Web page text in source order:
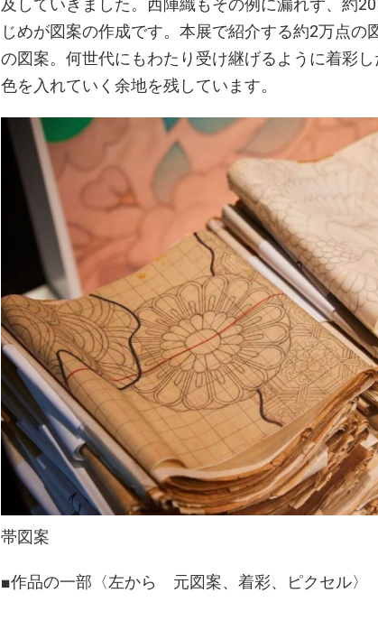
及していきました。西陣織もその例に漏れず、約
じめが図案の作成です。本展で紹介する約2万点の
の図案。何世代にもわたり受け継げるように着彩
色を入れていく余地を残しています。
帯図案
■作品の一部〈左から 元図案、着彩、ピクセル〉